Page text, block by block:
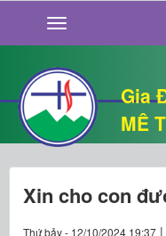
Gia
MÊ
GIỚI THIỆU
TIN TỨC
SỐNG ĐẠO
CHUYỆN NHÀ
QUÁN VĂN
THƯ GIÃN
Xin cho con
Thứ bảy - 12/10/2024 19:37 |